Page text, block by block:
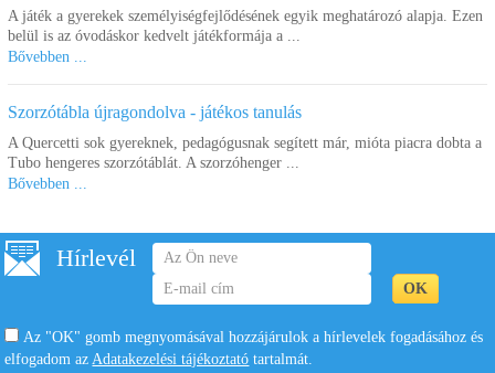
Mintakártya, 48 db
7.020 Ft
Kosárba
FantaColor pötyi játék
1.060 Ft
Kosárba
A játék a gyerekek személyiségfejlődésének egyik meghatározó alapja. Ezen
belül is az óvodáskor kedvelt játékformája a ...
Bővebben ...
Szorzótábla újragondolva - játékos tanulás
A Quercetti sok gyereknek, pedagógusnak segített már, mióta piacra dobta a
Tubo hengeres szorzótáblát. A szorzóhenger ...
Bővebben ...
Hírlevél
Az "OK" gomb megnyomásával hozzájárulok a hírlevelek fogadásához és
elfogadom azAdatakezelési tájékoztató tartalmát.